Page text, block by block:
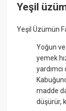
Yeşil
Yeşil Üzümün
Yoğun
yemek
madde
düşürür,